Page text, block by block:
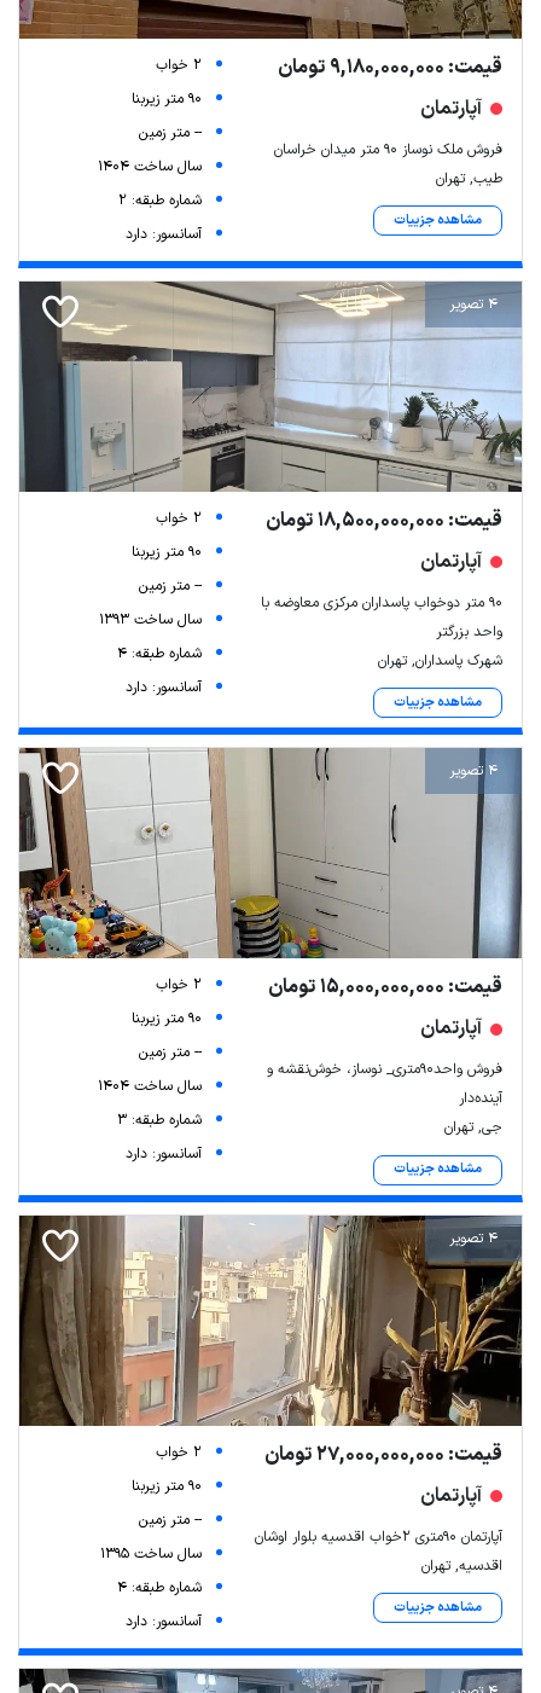
قیمت: 9,180,000,000 تومان
آپارتمان
فروش ملک نوساز ۹۰ متر میدان خراسان
طیب, تهران
مشاهده جزییات
2 خواب
90 متر زیربنا
-- متر زمین
سال ساخت 1404
شماره طبقه: 2
آسانسور: دارد
4 تصویر
قیمت: 18,500,000,000 تومان
آپارتمان
۹۰ متر دوخواب پاسداران مرکزی معاوضه با
واحد بزرگتر
شهرک پاسداران, تهران
مشاهده جزییات
2 خواب
90 متر زیربنا
-- متر زمین
سال ساخت 1393
شماره طبقه: 4
آسانسور: دارد
4 تصویر
قیمت: 15,000,000,000 تومان
آپارتمان
فروش واحد۹۰متری_ نوساز، خوش‌نقشه و
آینده‌دار
جی, تهران
مشاهده جزییات
2 خواب
90 متر زیربنا
-- متر زمین
سال ساخت 1404
شماره طبقه: 3
آسانسور: دارد
4 تصویر
قیمت: 27,000,000,000 تومان
آپارتمان
آپارتمان ۹۰متری ۲خواب اقدسیه بلوار اوشان
اقدسیه, تهران
مشاهده جزییات
2 خواب
90 متر زیربنا
-- متر زمین
سال ساخت 1395
شماره طبقه: 4
آسانسور: دارد